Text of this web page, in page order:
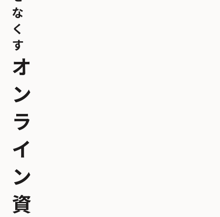
な
く
す
オ
ン
ラ
イ
ン
資